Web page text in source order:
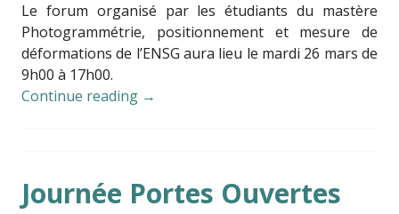
Le forum organisé par les étudiants du mastère
Photogrammétrie, positionnement et mesure de
déformations de l’ENSG aura lieu le mardi 26 mars de
9h00 à 17h00.
Continue reading →
Journée Portes Ouvertes